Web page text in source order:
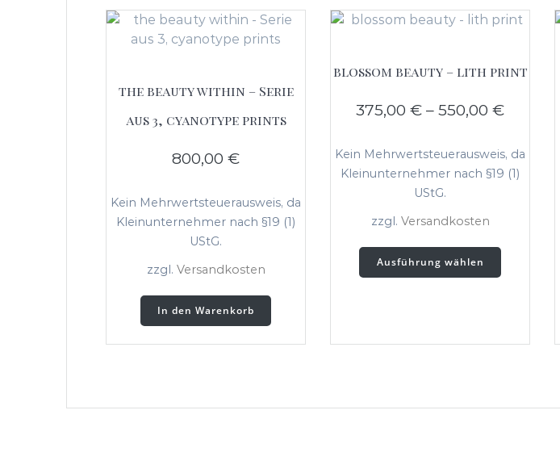
the beauty within – Serie
aus 3, cyanotype prints
800,00€
Kein Mehrwertsteuerausweis, da
Kleinunternehmer nach §19 (1)
UStG.
zzgl. Versandkosten
In den Warenkorb
blossom beauty – lith print
375,00€ –550,00€
Kein Mehrwertsteuerausweis, da
Kleinunternehmer nach §19 (1)
UStG.
zzgl. Versandkosten
Ausführung wählen
Dieses
auf.